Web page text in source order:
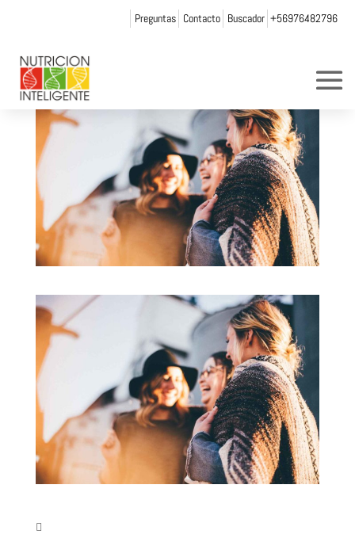
Preguntas Contacto Buscador +56976482796
porWeb Admin NI
